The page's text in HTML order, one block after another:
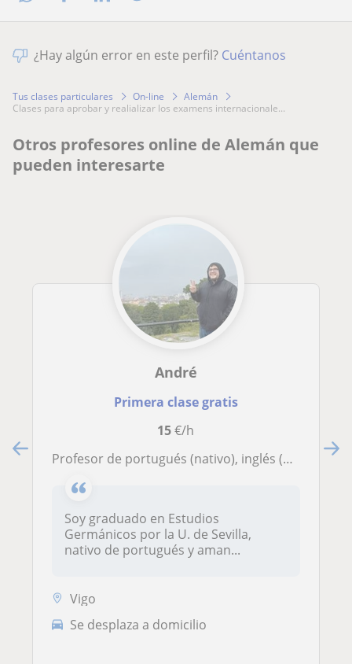
¿Hay algún error en este perfil? Cuéntanos
Tus clases particulares On-line
Alemán
clases para aprobar y realializar los examens internacionale...
Otros profesores online de Alemán que
pueden interesarte
André
Primera clase gratis
15€/h
Profesor de portugués (nativo), inglés (hasta B2) y alemán (hasta B1) a distancia. Tengo experiencia en la enseñanza de idiomas (ELE incluido). Consulta condiciones y disponibilidad, sin compromiso
Soy graduado en Estudios
Germánicos por la U. de Sevilla,
nativo de portugués y aman...
Vigo
Se desplaza a domicilio